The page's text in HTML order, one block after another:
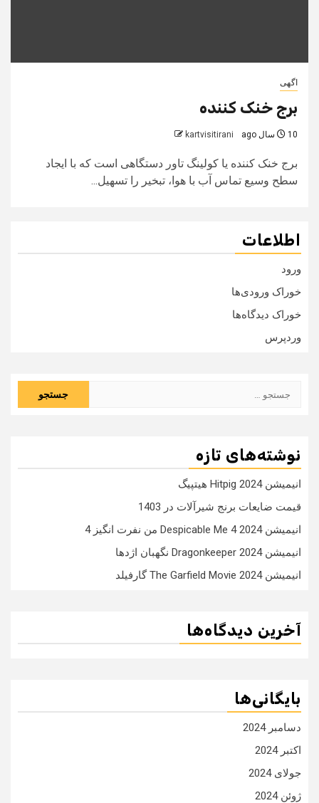
اگهی
برج خنک کننده
10 سال ago kartvisitirani
برج خنک کننده یا کولینگ تاور دستگاهی است که با ایجاد
سطح وسیع تماس آب با هوا، تبخیر را تسهیل...
اطلاعات
ورود
خوراک ورودی‌ها
خوراک دیدگاه‌ها
وردپرس
نوشته‌های تازه
انیمیشن Hitpig 2024 هیتپیگ
قیمت ضایعات برنج شیرآلات در 1403
انیمیشن Despicable Me 4 2024 من نفرت انگیز 4
انیمیشن Dragonkeeper 2024 نگهبان اژدها
انیمیشن The Garfield Movie 2024 گارفیلد
آخرین دیدگاه‌ها
بایگانی‌ها
دسامبر 2024
اکتبر 2024
جولای 2024
ژوئن 2024